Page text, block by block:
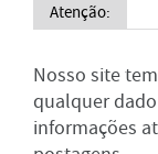
Atenção:
Nosso site
qualquer
informações